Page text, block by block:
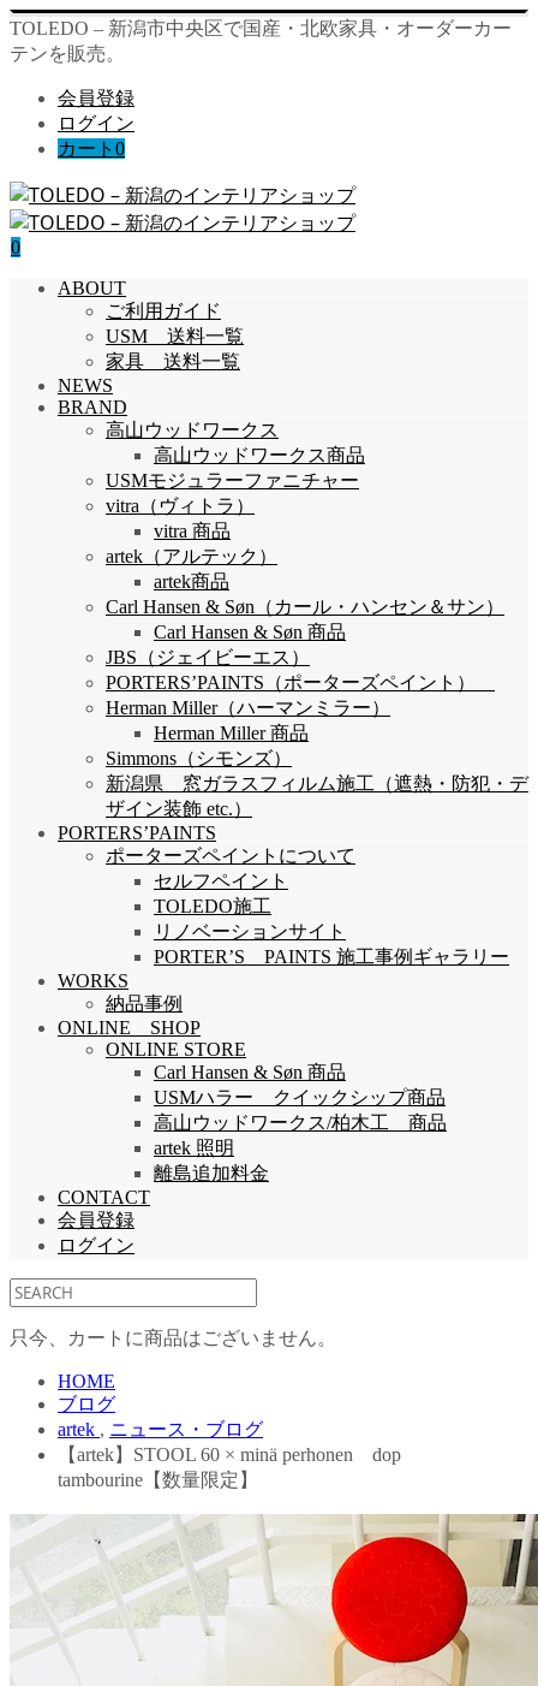
TOLEDO – 新潟市中央区で国産・北欧家具・オーダーカー
テンを販売。
会員登録
ログイン
カート 0
0
ABOUT
ご利用ガイド
USM 送料一覧
家具 送料一覧
NEWS
BRAND
高山ウッドワークス
高山ウッドワークス商品
USMモジュラーファニチャー
vitra（ヴィトラ）
vitra 商品
artek（アルテック）
artek商品
Carl Hansen & Søn（カール・ハンセン＆サン）
Carl Hansen & Søn 商品
JBS（ジェイビーエス）
PORTERS’PAINTS（ポーターズペイント）
Herman Miller（ハーマンミラー）
Herman Miller 商品
Simmons（シモンズ）
新潟県 窓ガラスフィルム施工（遮熱・防犯・デ
ザイン装飾 etc.）
PORTERS’PAINTS
ポーターズペイントについて
セルフペイント
TOLEDO施工
リノベーションサイト
PORTER’S PAINTS 施工事例ギャラリー
WORKS
納品事例
ONLINE SHOP
ONLINE STORE
Carl Hansen & Søn 商品
USMハラー クイックシップ商品
高山ウッドワークス/柏木工 商品
artek 照明
離島追加料金
CONTACT
会員登録
ログイン
只今、カートに商品はございません。
HOME
ブログ
artek , ニュース・ブログ
【artek】STOOL 60 × minä perhonen dop
tambourine【数量限定】